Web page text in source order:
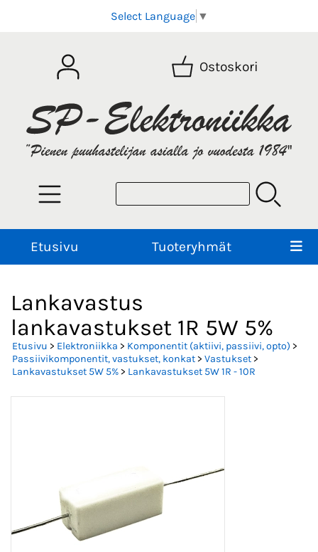
Select Language ▼
Ostoskori
Etusivu Tuoteryhmät
Lankavastus
lankavastukset 1R 5W 5%
Etusivu > Elektroniikka > Komponentit (aktiivi, passiivi, opto) >
Passiivikomponentit, vastukset, konkat> Vastukset>
Lankavastukset 5W 5%> Lankavastukset 5W 1R - 10R